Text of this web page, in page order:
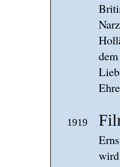
1919